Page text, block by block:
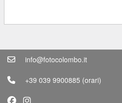
info@fotocolombo.it
+39 039 9900885 (orari)